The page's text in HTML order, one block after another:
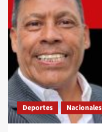
Deportes Nacionales